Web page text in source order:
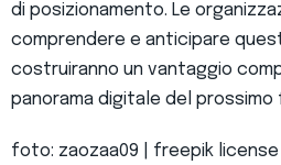
di posizionamento. Le
comprendere e anticipare
costruiranno un vantaggio
panorama digitale del prossimo
foto: zaozaa09 | freepik license